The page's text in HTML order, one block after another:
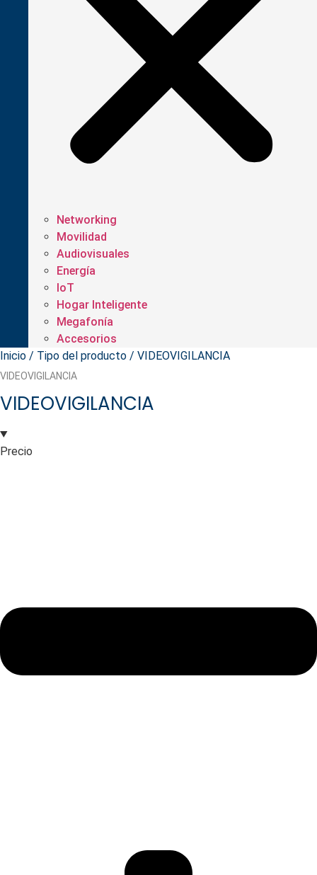
Networking
Movilidad
Audiovisuales
Energía
IoT
Hogar Inteligente
Megafonía
Accesorios
Inicio / Tipo del producto / VIDEOVIGILANCIA
VIDEOVIGILANCIA
VIDEOVIGILANCIA
Precio